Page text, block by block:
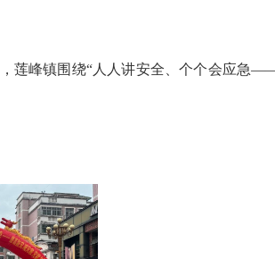
莲峰镇围绕“人人讲安全、个个会应急